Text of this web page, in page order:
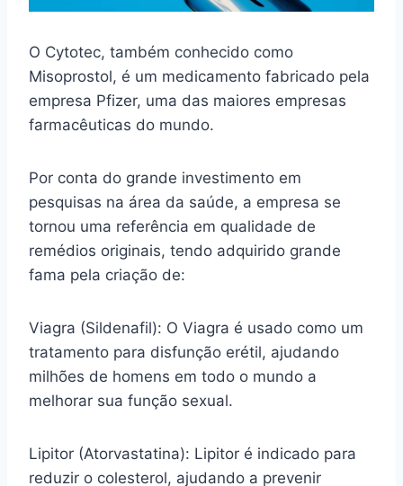
O Cytotec, também conhecido como
Misoprostol, é um medicamento fabricado pela
empresa Pfizer, uma das maiores empresas
farmacêuticas do mundo.
Por conta do grande investimento em
pesquisas na área da saúde, a empresa se
tornou uma referência em qualidade de
remédios originais, tendo adquirido grande
fama pela criação de:
Viagra (Sildenafil): O Viagra é usado como um
tratamento para disfunção erétil, ajudando
milhões de homens em todo o mundo a
melhorar sua função sexual.
Lipitor (Atorvastatina): Lipitor é indicado para
reduzir o colesterol, ajudando a prevenir